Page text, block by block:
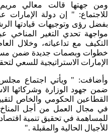
ومن جهتها قالت معالي مريم
للاجتماع: " إن دولة الإمارات
بفضل رؤى وتوجيهات قيادتها
مواجهة تحدي التغير
التكيف مع تداعياته، وخلال
خطوات وبصمات جديدة ضمن
الإمارات الاستراتيجية للسعي
وأضافت: " ويأتي اجتماع مجلس
ضمن جهود الوزارة وشركائها
القطاعين الحكومي والخاص
في مجال العمل من أجل
للمساهمة في تحقيق تنمية
للأجيال الحالية والمقبلة ."